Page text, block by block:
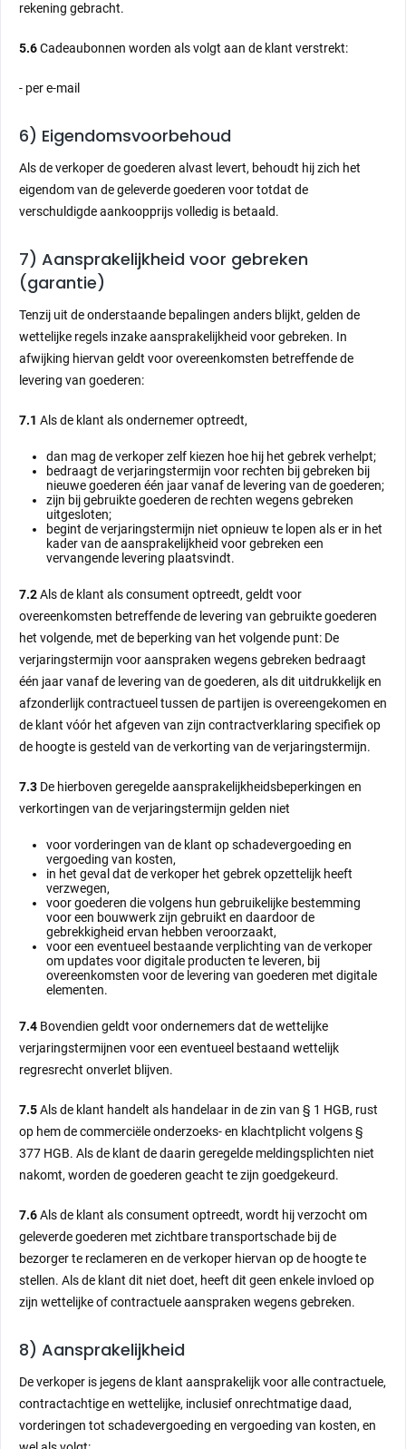
rekening gebracht.
5.6Cadeaubonnen worden als volgt aan de klant verstrekt:
- per e-mail
6) Eigendomsvoorbehoud
Als de verkoper de goederen alvast levert, behoudt hij zich het
eigendom van de geleverde goederen voor totdat de
verschuldigde aankoopprijs volledig is betaald.
7) Aansprakelijkheid voor gebreken
(garantie)
Tenzij uit de onderstaande bepalingen anders blijkt, gelden de
wettelijke regels inzake aansprakelijkheid voor gebreken. In
afwijking hiervan geldt voor overeenkomsten betreffende de
levering van goederen:
7.1 Als de klant als ondernemer optreedt,
dan mag de verkoper zelf kiezen hoe hij het gebrek verhelpt;
bedraagt de verjaringstermijn voor rechten bij gebreken bij
nieuwe goederen één jaar vanaf de levering van de goederen;
zijn bij gebruikte goederen de rechten wegens gebreken
uitgesloten;
begint de verjaringstermijn niet opnieuw te lopen als er in het
kader van de aansprakelijkheid voor gebreken een
vervangende levering plaatsvindt.
7.2Als de klant als consument optreedt, geldt voor
overeenkomsten betreffende de levering van gebruikte goederen
het volgende, met de beperking van het volgende punt: De
verjaringstermijn voor aanspraken wegens gebreken bedraagt
één jaar vanaf de levering van de goederen, als dit uitdrukkelijk en
afzonderlijk contractueel tussen de partijen is overeengekomen en
de klant vóór het afgeven van zijn contractverklaring specifiek op
de hoogte is gesteld van de verkorting van de verjaringstermijn.
7.3 De hierboven geregelde aansprakelijkheidsbeperkingen en
verkortingen van de verjaringstermijn gelden niet
voor vorderingen van de klant op schadevergoeding en
vergoeding van kosten,
in het geval dat de verkoper het gebrek opzettelijk heeft
verzwegen,
voor goederen die volgens hun gebruikelijke bestemming
voor een bouwwerk zijn gebruikt en daardoor de
gebrekkigheid ervan hebben veroorzaakt,
voor een eventueel bestaande verplichting van de verkoper
om updates voor digitale producten te leveren, bij
overeenkomsten voor de levering van goederen met digitale
elementen.
7.4 Bovendien geldt voor ondernemers dat de wettelijke
verjaringstermijnen voor een eventueel bestaand wettelijk
regresrecht onverlet blijven.
7.5Als de klant handelt als handelaar in de zin van § 1 HGB, rust
op hem de commerciële onderzoeks- en klachtplicht volgens §
377 HGB. Als de klant de daarin geregelde meldingsplichten niet
nakomt, worden de goederen geacht te zijn goedgekeurd.
7.6Als de klant als consument optreedt, wordt hij verzocht om
geleverde goederen met zichtbare transportschade bij de
bezorger te reclameren en de verkoper hiervan op de hoogte te
stellen. Als de klant dit niet doet, heeft dit geen enkele invloed op
zijn wettelijke of contractuele aanspraken wegens gebreken.
8) Aansprakelijkheid
De verkoper is jegens de klant aansprakelijk voor alle contractuele,
contractachtige en wettelijke, inclusief onrechtmatige daad,
vorderingen tot schadevergoeding en vergoeding van kosten, en